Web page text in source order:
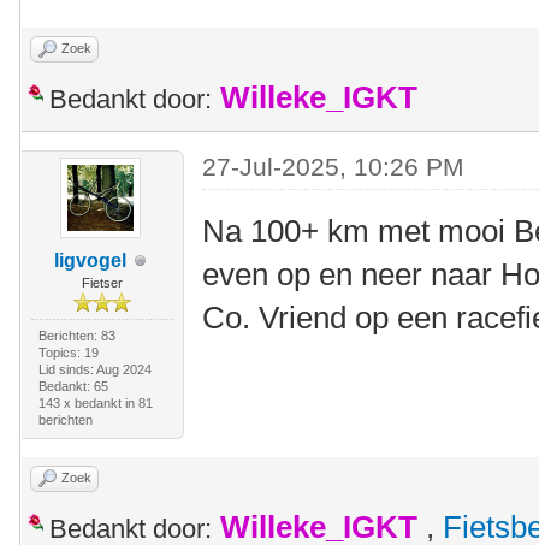
Zoek
Bedankt door: Willeke_IGKT
ligvogel
Fietser
Berichten: 83
Topics: 19
Lid sinds: Aug 2024
Bedankt: 65
143 x bedankt in 81
berichten
27-Jul-2025, 10:26 PM
Na 100+ km met mooi
even op en neer naar
Co. Vriend op een
Zoek
Bedankt door: Willeke_IGKT ,